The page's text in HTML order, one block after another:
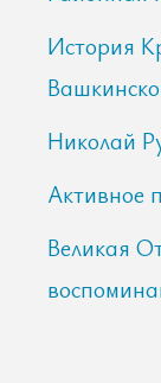
История
Николай
Активное
Великая